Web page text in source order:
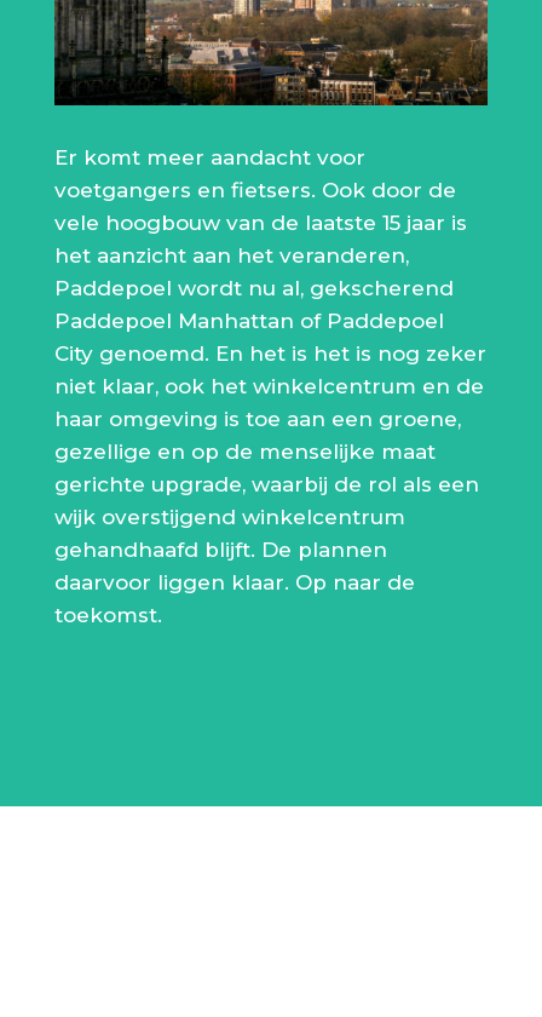
Er komt meer aandacht voor
voetgangers en fietsers. Ook door de
vele hoogbouw van de laatste 15 jaar is
het aanzicht aan het veranderen,
Paddepoel wordt nu al, gekscherend
Paddepoel Manhattan of Paddepoel
City genoemd. En het is het is nog zeker
niet klaar, ook het winkelcentrum en de
haar omgeving is toe aan een groene,
gezellige en op de menselijke maat
gerichte upgrade, waarbij de rol als een
wijk overstijgend winkelcentrum
gehandhaafd blijft. De plannen
daarvoor liggen klaar. Op naar de
toekomst.